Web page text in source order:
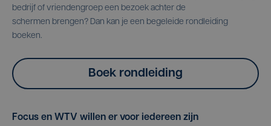
bedrijf of vriendengroep een bezoek achter de
schermen brengen? Dan kan je een begeleide rondleiding
boeken.
Boek rondleiding
Focus en WTV willen er voor iedereen zijn